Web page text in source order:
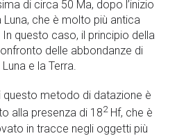
di circa 50 Ma, dopo l’inizio
che è molto più antica
In questo caso, il principio della
delle abbondanze di
e la Terra.
questo metodo di datazione è
alla presenza di 182Hf, che è
in tracce negli oggetti più